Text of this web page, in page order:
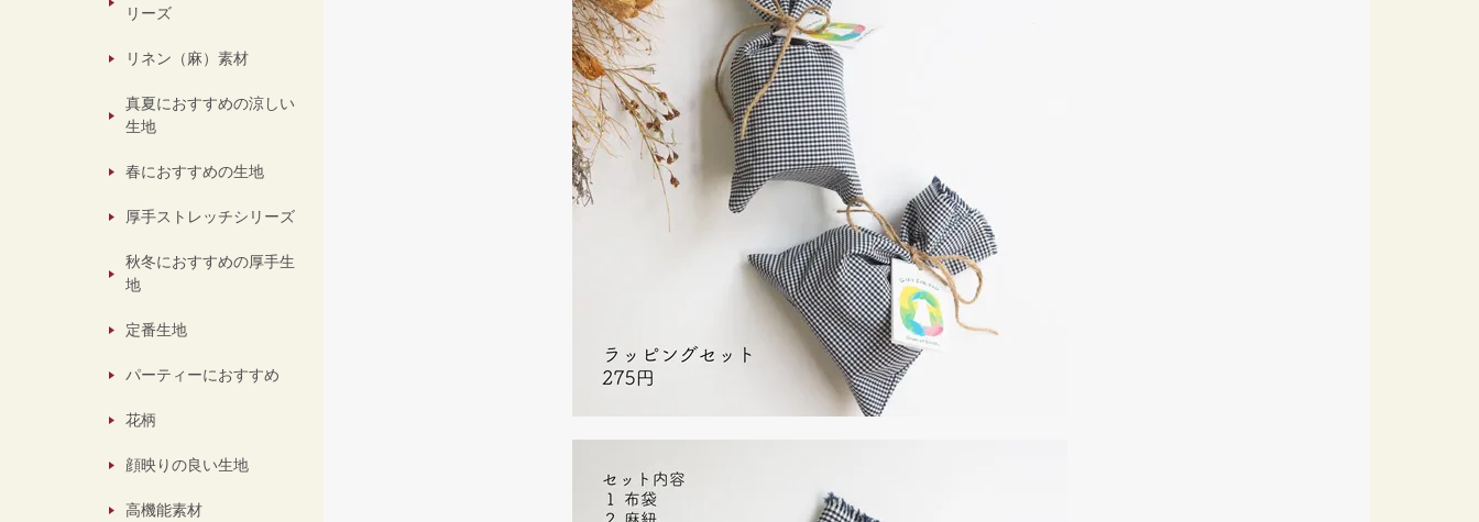
リーズ
リネン（麻）素材
真夏におすすめの涼しい
生地
春におすすめの生地
厚手ストレッチシリーズ
秋冬におすすめの厚手生
地
定番生地
パーティーにおすすめ
花柄
顔映りの良い生地
高機能素材